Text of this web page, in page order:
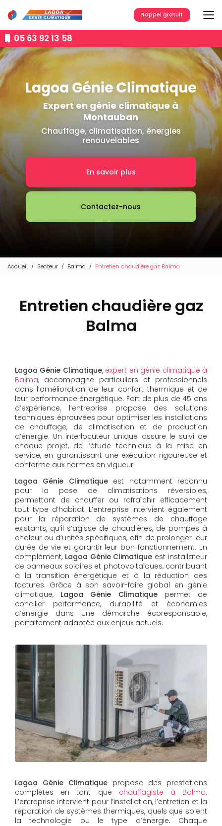
au
contenu
principal05 63 92 13 58
Rappel gratuit
Expert en génie climatique à
Montauban
Chauffage, climatisation, énergies
renouvelables
En savoir plus
Contactez-nous
Accueil Secteur Balma Entretien chaudière gaz Balma
Entretien chaudière gaz
Balma
Lagoa Génie Climatique, expert en génie climatique à
Balma, accompagne particuliers et professionnels
dans l’amélioration de leur confort thermique et de
leur performance énergétique. Fort de plus de 45 ans
d’expérience, l’entreprise propose des solutions
techniques éprouvées pour optimiser les installations
de chauffage, de climatisation et de production
d’énergie. Un interlocuteur unique assure le suivi de
chaque projet, de l’étude technique à la mise en
service, en garantissant une exécution rigoureuse et
conforme aux normes en vigueur.
Lagoa Génie Climatiqueest notamment reconnu
pour la pose de climatisations réversibles,
permettant de chauffer ou rafraîchir efficacement
tout type d’habitat. L’entreprise intervient également
pour la réparation de systèmes de chauffage
existants, qu’il s’agisse de chaudières, de pompes à
chaleur ou d’unités spécifiques, afin de prolonger leur
durée de vie et garantir leur bon fonctionnement. En
complément, Lagoa Génie Climatique est installateur
de panneaux solaires et photovoltaïques, contribuant
à la transition énergétique et à la réduction des
factures. Grâce à son savoir-faire global en génie
climatique, Lagoa Génie Climatiquepermet de
concilier performance, durabilité et économies
d’énergie dans une démarche écoresponsable,
parfaitement adaptée aux enjeux actuels.
Lagoa Génie Climatique propose des prestations
complètes en tant que chauffagiste à Balma.
L’entreprise intervient pour l’installation, l’entretien et la
réparation de systèmes thermiques, quels que soient
la technologie ou le type d’énergie. Chaque